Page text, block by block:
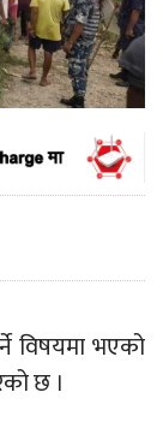
विषयमा भएको
छ ।